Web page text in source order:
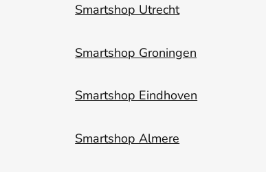
Smartshop Utrecht
Smartshop Groningen
Smartshop Eindhoven
Smartshop Almere